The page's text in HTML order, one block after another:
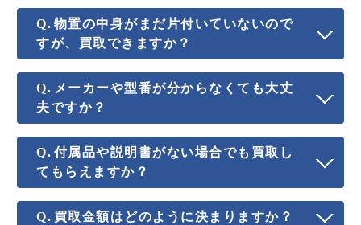
物置の中身がまだ片付いていないので
すが、買取できますか？
メーカーや型番が分からなくても大丈
夫ですか？
付属品や説明書がない場合でも買取し
てもらえますか？
買取金額はどのように決まりますか？